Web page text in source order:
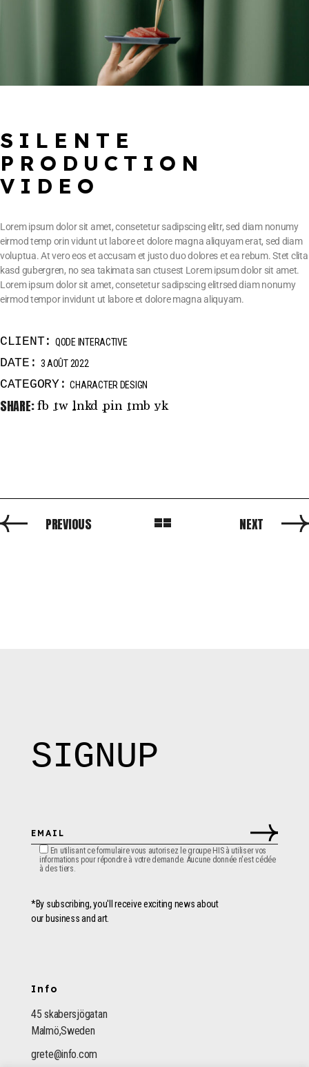
SILENTE
PRODUCTION
VIDEO
Lorem ipsum dolor sit amet, consetetur sadipscing elitr, sed diam nonumy
eirmod temp orin vidunt ut labore et dolore magna aliquyam erat, sed diam
voluptua. At vero eos et accusam et justo duo dolores et ea rebum. Stet clita
kasd gubergren, no sea takimata san ctusest Lorem ipsum dolor sit amet.
Lorem ipsum dolor sit amet, consetetur sadipscing elitrsed diam nonumy
eirmod tempor invidunt ut labore et dolore magna aliquyam.
CLIENT: QODE INTERACTIVE
DATE: 3 AOÛT 2022
CATEGORY: CHARACTER DESIGN
SHARE: fb tw lnkd pin tmb vk
PREVIOUS NEXT
SIGNUP
En utilisant ce formulaire vous autorisez le groupe HIS à utiliser vos
informations pour répondre à votre demande. Aucune donnée n'est cédée
à des tiers.
*By subscribing, you'll receive exciting news about
our business and art.
Info
45 skabersjögatan
Malmö,Sweden
grete@info.com